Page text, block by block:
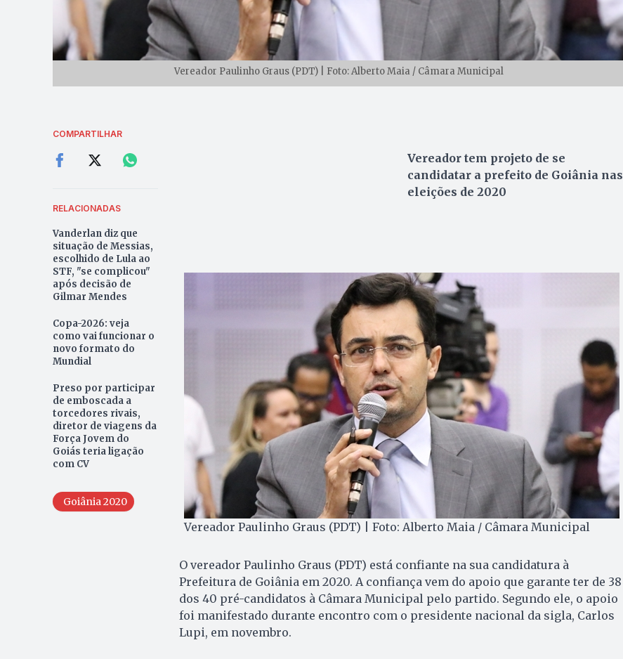
Vereador Paulinho Graus (PDT) | Foto: Alberto Maia / Câmara Municipal
COMPARTILHAR
RELACIONADAS
Vanderlan diz que
situação de Messias,
escolhido de Lula ao
STF, "se complicou"
após decisão de
Gilmar Mendes
Copa-2026: veja
como vai funcionar o
novo formato do
Mundial
Preso por participar
de emboscada a
torcedores rivais,
diretor de viagens da
Força Jovem do
Goiás teria ligação
com CV
Goiânia 2020
Vereador tem projeto de se
candidatar a prefeito de Goiânia nas
eleições de 2020
Vereador Paulinho Graus (PDT) | Foto: Alberto Maia / Câmara Municipal
O vereador Paulinho Graus (PDT) está confiante na sua candidatura à
Prefeitura de Goiânia em 2020. A confiança vem do apoio que garante ter de 38
dos 40 pré-candidatos à Câmara Municipal pelo partido. Segundo ele, o apoio
foi manifestado durante encontro com o presidente nacional da sigla, Carlos
Lupi, em novembro.